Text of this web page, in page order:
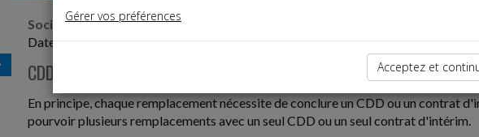
Social, Paye
Date: 2023-04-26
CDD MULTI-REMPLACEMENT
En principe, chaque remplacement nécessite de conclure un CDD ou un contrat
pourvoir plusieurs remplacements avec un seul CDD ou un seul contrat d'intérim.
Gérer vos préférences
Acceptez et